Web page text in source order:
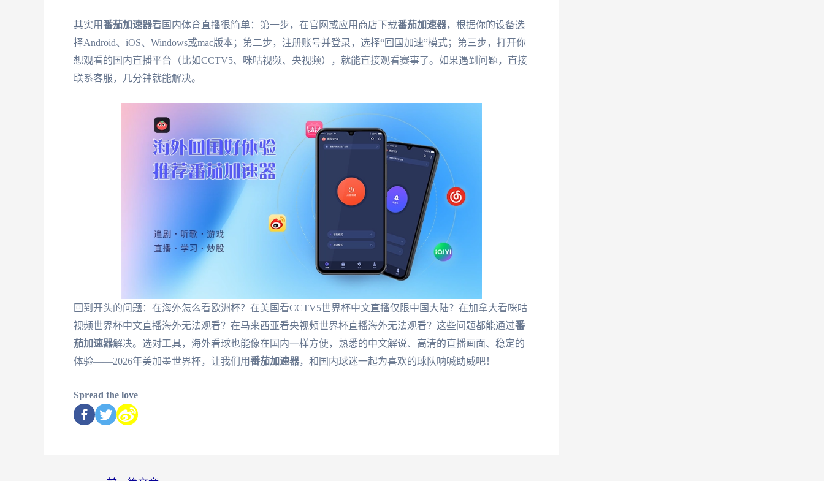
其实用番茄加速器看国内体育直播很简单：第一步，在官网或应用商店下载番茄加速器，根据你的设备选
择Android、iOS、Windows或mac版本；第二步，注册账号并登录，选择“回国加速”模式；第三步，打开你
想观看的国内直播平台（比如CCTV5、咪咕视频、央视频），就能直接观看赛事了。如果遇到问题，直接
联系客服，几分钟就能解决。
回到开头的问题：在海外怎么看欧洲杯？在美国看CCTV5世界杯中文直播仅限中国大陆？在加拿大看咪咕
视频世界杯中文直播海外无法观看？在马来西亚看央视频世界杯直播海外无法观看？这些问题都能通过番
茄加速器解决。选对工具，海外看球也能像在国内一样方便，熟悉的中文解说、高清的直播画面、稳定的
体验——2026年美加墨世界杯，让我们用番茄加速器，和国内球迷一起为喜欢的球队呐喊助威吧！
Spread the love